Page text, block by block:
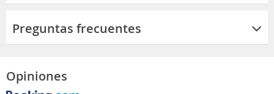
Preguntas frecuentes
Opiniones